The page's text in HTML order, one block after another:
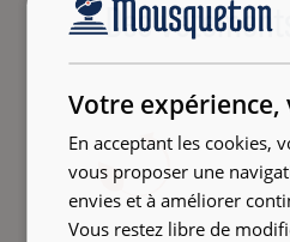
Des
Votre expérience,
En acceptant les cookies,
vous proposer une
envies et à améliorer
Vous restez libre de